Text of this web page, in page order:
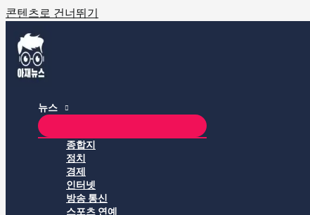
콘텐츠로 건너뛰기
뉴스
종합지
정치
경제
인터넷
방송 통신
스포츠 연예